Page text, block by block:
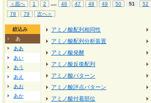
＜前へ 1 2 .... 46 47 48 49 50 51 52
78 79 次へ＞
絞込み
あ
ああ
あい
あう
あえ
あお
あか
アミノ酸配列相同性
アミノ酸配列分析装置
アミノ酸発酵
アミノ酸反復配列
アミノ酸パターン
アミノ酸評点パターン
アミノ酸付着部位